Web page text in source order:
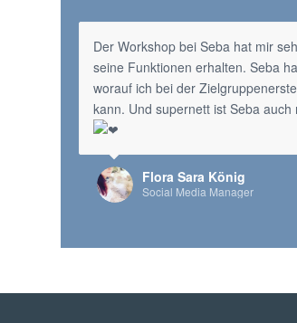
Der Workshop bei Seba hat mir
seine Funktionen erhalten. Seba
worauf ich bei der
kann. Und supernett ist Seba auch
Flora Sara König
Social Media Manager